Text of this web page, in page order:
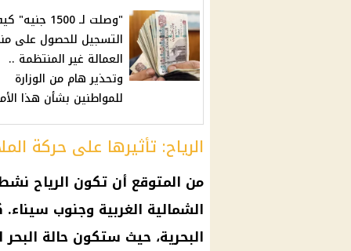
"وصلت لـ 1500
التسجيل للحصول على
العمالة غير المنتظمة ..
وتحذير هام من الوزارة
للمواطنين بشأن هذا
الرياح: تأثيرها على حركة
من المتوقع أن تكون الرياح
الشمالية الغربية وجنوب
البحرية، حيث ستكون حالة